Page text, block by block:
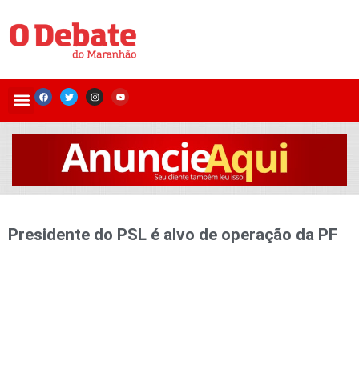
Presidente do PSL é alvo de operação da PF